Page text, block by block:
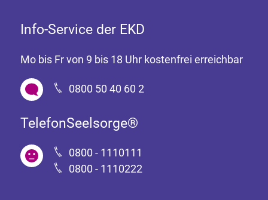
Info-Service der EKD
Mo bis Fr von 9 bis 18 Uhr kostenfrei erreichbar
0800 50 40 60 2
TelefonSeelsorge®
0800 - 1110111
0800 - 1110222